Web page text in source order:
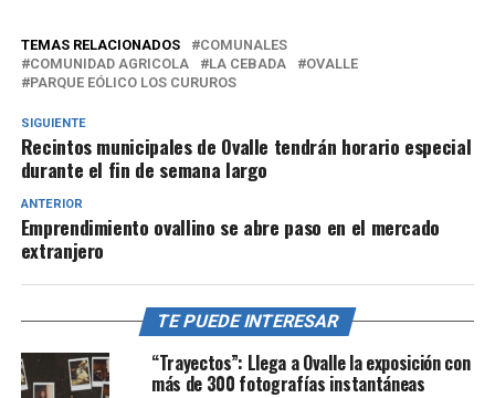
TEMAS RELACIONADOS
COMUNALES
COMUNIDAD AGRICOLA
LA CEBADA
OVALLE
PARQUE EÓLICO LOS CURUROS
SIGUIENTE
Recintos municipales de Ovalle tendrán horario especial
durante el fin de semana largo
ANTERIOR
Emprendimiento ovallino se abre paso en el mercado
extranjero
TE PUEDE INTERESAR
“Trayectos”: Llega a Ovalle la exposición con
más de 300 fotografías instantáneas